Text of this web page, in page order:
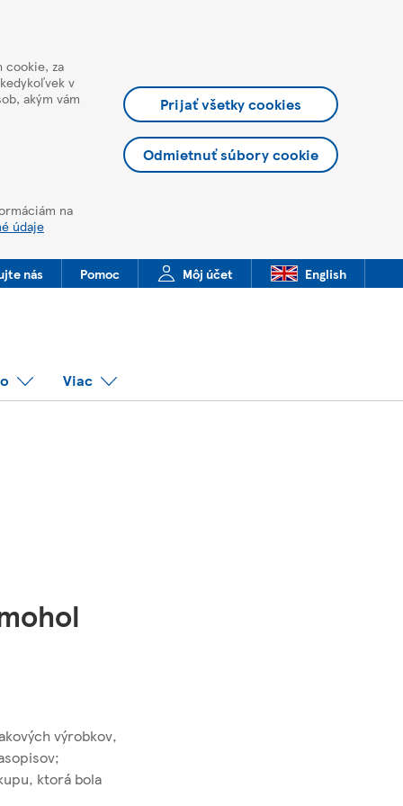
cookie, za
v
akým vám
na
údaje
Prijať všetky cookies
Odmietnuť súbory cookie
nás Pomoc Môj účet English
Viac
výrobkov,
ktorá bola